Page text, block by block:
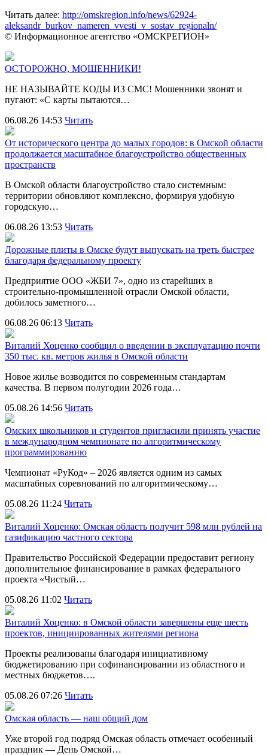
Читать далее: http://omskregion.info/news/62924-
aleksandr_burkov_nameren_vvesti_v_sostav_regionaln/
© Информационное агентство «ОМСКРЕГИОН»
ОСТОРОЖНО, МОШЕННИКИ!
НЕ НАЗЫВАЙТЕ КОДЫ ИЗ СМС! Мошенники звонят и
пугают: «С карты пытаются…
06.08.26 14:53 Читать
От исторического центра до малых городов: в Омской области
продолжается масштабное благоустройство общественных
пространств
В Омской области благоустройство стало системным:
территории обновляют комплексно, формируя удобную
городскую…
06.08.26 13:53 Читать
Дорожные плиты в Омске будут выпускать на треть быстрее
благодаря федеральному проекту
Предприятие ООО «ЖБИ 7», одно из старейших в
строительно‑промышленной отрасли Омской области,
добилось заметного…
06.08.26 06:13 Читать
Виталий Хоценко сообщил о введении в эксплуатацию почти
350 тыс. кв. метров жилья в Омской области
Новое жилье возводится по современным стандартам
качества. В первом полугодии 2026 года…
05.08.26 14:56 Читать
Омских школьников и студентов пригласили принять участие
в международном чемпионате по алгоритмическому
программированию
Чемпионат «РуКод» – 2026 является одним из самых
масштабных соревнований по алгоритмическому…
05.08.26 11:24 Читать
Виталий Хоценко: Омская область получит 598 млн рублей на
газификацию частного сектора
Правительство Российской Федерации предоставит региону
дополнительное финансирование в рамках федерального
проекта «Чистый…
05.08.26 11:02 Читать
Виталий Хоценко: в Омской области завершены еще шесть
проектов, инициированных жителями региона
Проекты реализованы благодаря инициативному
бюджетированию при софинансировании из областного и
местных бюджетов….
05.08.26 07:26 Читать
Омская область — наш общий дом
Уже второй год подряд Омская область отмечает особенный
праздник — День Омской…